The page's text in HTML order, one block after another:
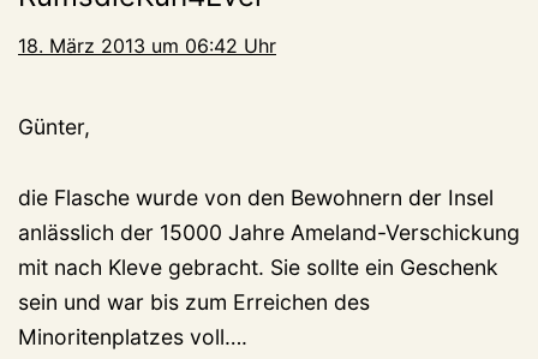
18. März 2013 um 06:42 Uhr
Günter,
die Flasche wurde von den Bewohnern der Insel
anlässlich der 15000 Jahre Ameland-Verschickung
mit nach Kleve gebracht. Sie sollte ein Geschenk
sein und war bis zum Erreichen des
Minoritenplatzes voll….